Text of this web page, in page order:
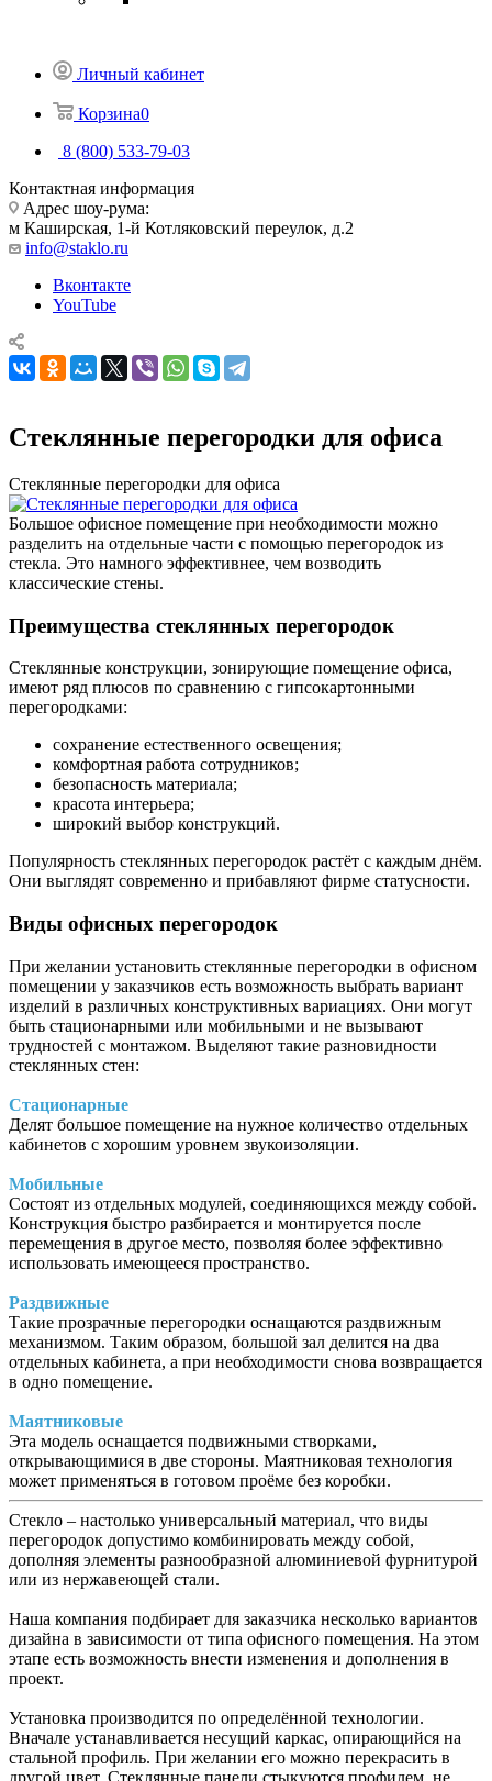
Личный кабинет
Корзина0
8 (800) 533-79-03
Контактная информация
Адрес шоу-рума:
м Каширская, 1-й Котляковский переулок, д.2
info@staklo.ru
Вконтакте
YouTube
Стеклянные перегородки для офиса
Стеклянные перегородки для офиса
Большое офисное помещение при необходимости можно
разделить на отдельные части с помощью перегородок из
стекла. Это намного эффективнее, чем возводить
классические стены.
Преимущества стеклянных перегородок
Стеклянные конструкции, зонирующие помещение офиса,
имеют ряд плюсов по сравнению с гипсокартонными
перегородками:
сохранение естественного освещения;
комфортная работа сотрудников;
безопасность материала;
красота интерьера;
широкий выбор конструкций.
Популярность стеклянных перегородок растёт с каждым днём.
Они выглядят современно и прибавляют фирме статусности.
Виды офисных перегородок
При желании установить стеклянные перегородки в офисном
помещении у заказчиков есть возможность выбрать вариант
изделий в различных конструктивных вариациях. Они могут
быть стационарными или мобильными и не вызывают
трудностей с монтажом. Выделяют такие разновидности
стеклянных стен:
Стационарные
Делят большое помещение на нужное количество отдельных
кабинетов с хорошим уровнем звукоизоляции.
Мобильные
Состоят из отдельных модулей, соединяющихся между собой.
Конструкция быстро разбирается и монтируется после
перемещения в другое место, позволяя более эффективно
использовать имеющееся пространство.
Раздвижные
Такие прозрачные перегородки оснащаются раздвижным
механизмом. Таким образом, большой зал делится на два
отдельных кабинета, а при необходимости снова возвращается
в одно помещение.
Маятниковые
Эта модель оснащается подвижными створками,
открывающимися в две стороны. Маятниковая технология
может применяться в готовом проёме без коробки.
Стекло – настолько универсальный материал, что виды
перегородок допустимо комбинировать между собой,
дополняя элементы разнообразной алюминиевой фурнитурой
или из нержавеющей стали.
Наша компания подбирает для заказчика несколько вариантов
дизайна в зависимости от типа офисного помещения. На этом
этапе есть возможность внести изменения и дополнения в
проект.
Установка производится по определённой технологии.
Вначале устанавливается несущий каркас, опирающийся на
стальной профиль. При желании его можно перекрасить в
другой цвет. Стеклянные панели стыкуются профилем, не